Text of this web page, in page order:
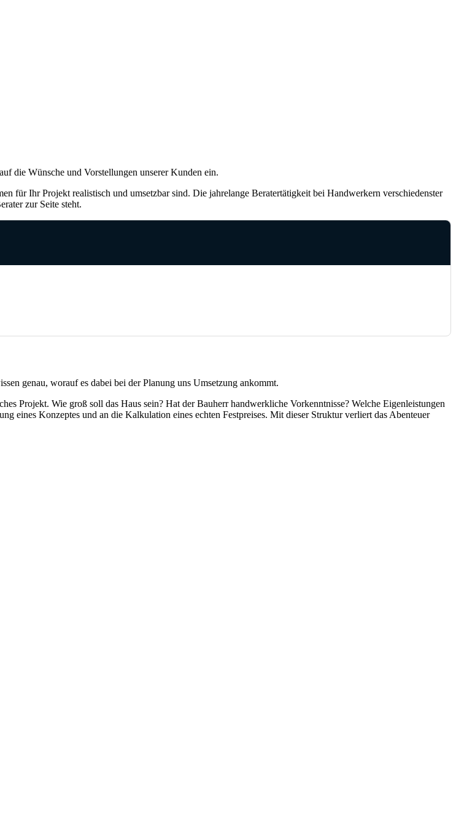
die Wünsche und Vorstellungen unserer Kunden ein.
für Ihr Projekt realistisch und umsetzbar sind. Die jahrelange Beratertätigkeit bei Handwerkern verschiedenster
zur Seite steht.
genau, worauf es dabei bei der Planung uns Umsetzung ankommt.
Projekt. Wie groß soll das Haus sein? Hat der Bauherr handwerkliche Vorkenntnisse? Welche Eigenleistungen
eines Konzeptes und an die Kalkulation eines echten Festpreises. Mit dieser Struktur verliert das Abenteuer